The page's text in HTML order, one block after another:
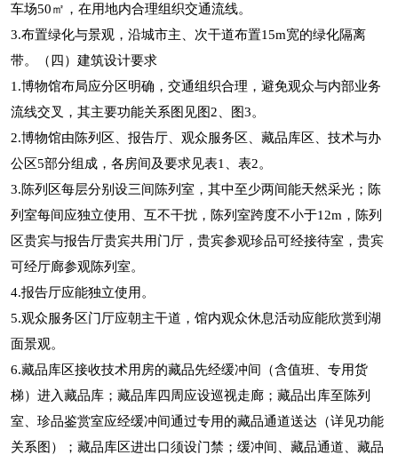
车场50㎡，在用地内合理组织交通流线。
3.布置绿化与景观，沿城市主、次干道布置15m宽的绿化隔离
带。（四）建筑设计要求
1.博物馆布局应分区明确，交通组织合理，避免观众与内部业务
流线交叉，其主要功能关系图见图2、图3。
2.博物馆由陈列区、报告厅、观众服务区、藏品库区、技术与办
公区5部分组成，各房间及要求见表1、表2。
3.陈列区每层分别设三间陈列室，其中至少两间能天然采光；陈
列室每间应独立使用、互不干扰，陈列室跨度不小于12m，陈列
区贵宾与报告厅贵宾共用门厅，贵宾参观珍品可经接待室，贵宾
可经厅廊参观陈列室。
4.报告厅应能独立使用。
5.观众服务区门厅应朝主干道，馆内观众休息活动应能欣赏到湖
面景观。
6.藏品库区接收技术用房的藏品先经缓冲间（含值班、专用货
梯）进入藏品库；藏品库四周应设巡视走廊；藏品出库至陈列
室、珍品鉴赏室应经缓冲间通过专用的藏品通道送达（详见功能
关系图）；藏品库区进出口须设门禁；缓冲间、藏品通道、藏品